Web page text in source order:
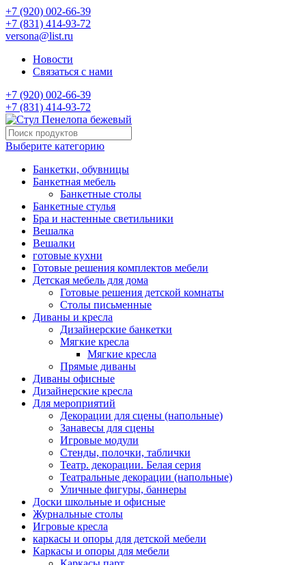
+7 (920) 002-66-39
+7 (831) 414-93-72
versona@list.ru
Новости
Связаться с нами
+7 (920) 002-66-39
+7 (831) 414-93-72
Выберите категорию
Банкетки, обувницы
Банкетная мебель
Банкетные столы
Банкетные стулья
Бра и настенные светильники
Вешалка
Вешалки
готовые кухни
Готовые решения комплектов мебели
Детская мебель для дома
Готовые решения детской комнаты
Столы письменные
Диваны и кресла
Дизайнерские банкетки
Мягкие кресла
Мягкие кресла
Прямые диваны
Диваны офисные
Дизайнерские кресла
Для мероприятий
Декорации для сцены (напольные)
Занавесы для сцены
Игровые модули
Стенды, полочки, таблички
Театр. декорации. Белая серия
Театральные декорации (напольные)
Уличные фигуры, баннеры
Доски школьные и офисные
Журнальные столы
Игровые кресла
каркасы и опоры для детской мебели
Каркасы и опоры для мебели